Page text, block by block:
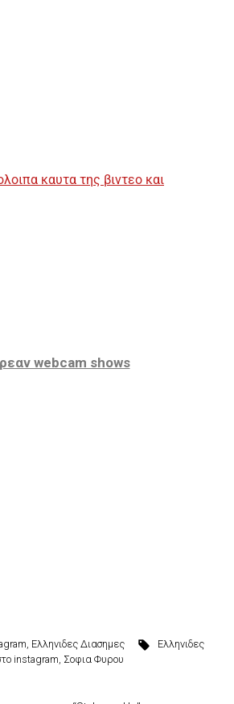
καυτα της βιντεο και
webcam shows
, Ελληνιδες Διασημες
Ελληνιδες
instagram, Σοφια Φυρου